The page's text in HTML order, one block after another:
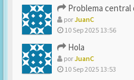
Problema central
porJuanC
10 Sep 2025 13:56
Hola
porJuanC
10 Sep 2025 13:53